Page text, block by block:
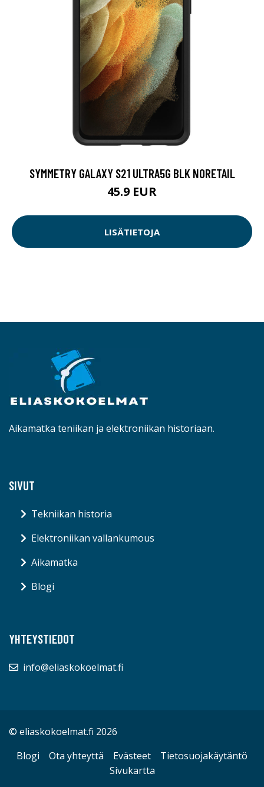
SYMMETRY GALAXY S21 ULTRA5G BLK NORETAIL
45.9 EUR
LISÄTIETOJA
Aikamatka teniikan ja elektroniikan historiaan.
SIVUT
Tekniikan historia
Elektroniikan vallankumous
Aikamatka
Blogi
YHTEYSTIEDOT
info@eliaskokoelmat.fi
© eliaskokoelmat.fi 2026
Blogi
Ota yhteyttä Evästeet
Tietosuojakäytäntö
Sivukartta